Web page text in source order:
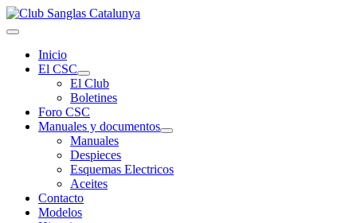
Inicio
El CSC
El Club
Boletines
Foro CSC
Manuales y documentos
Manuales
Despieces
Esquemas Electricos
Aceites
Contacto
Modelos